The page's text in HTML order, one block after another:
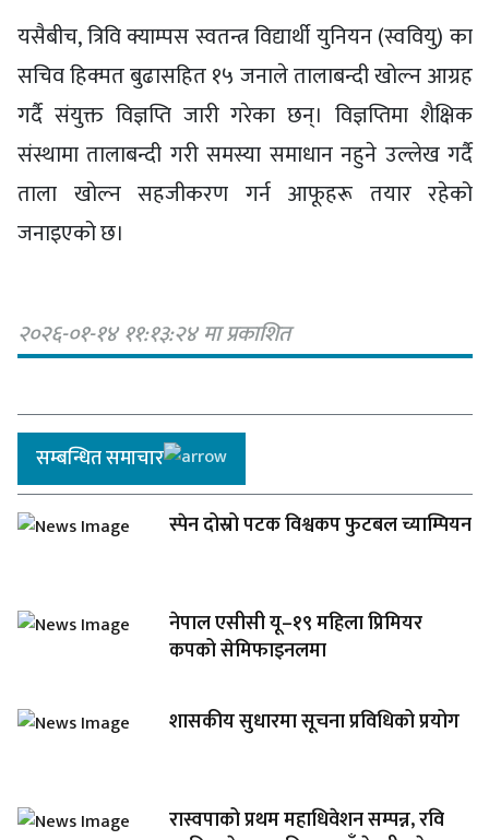
यसैबीच, त्रिवि क्याम्पस स्वतन्त्र विद्यार्थी युनियन (स्ववियु) का
सचिव हिक्मत बुढासहित १५ जनाले तालाबन्दी खोल्न आग्रह
गर्दै संयुक्त विज्ञप्ति जारी गरेका छन्। विज्ञप्तिमा शैक्षिक
संस्थामा तालाबन्दी गरी समस्या समाधान नहुने उल्लेख गर्दै
ताला खोल्न सहजीकरण गर्न आफूहरू तयार रहेको
जनाइएको छ।
२०२६-०१-१४ ११:१३:२४ मा प्रकाशित
सम्बन्धित समाचार
स्पेन दोस्रो पटक विश्वकप फुटबल च्याम्पियन
नेपाल एसीसी यू–१९ महिला प्रिमियर
कपको सेमिफाइनलमा
शासकीय सुधारमा सूचना प्रविधिको प्रयोग
रास्वपाको प्रथम महाधिवेशन सम्पन्न, रवि